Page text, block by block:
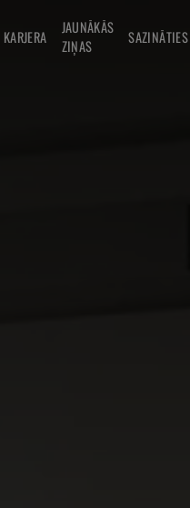
KARJERA
JAUNĀKĀS
ZIŅAS
SAZINĀTIES